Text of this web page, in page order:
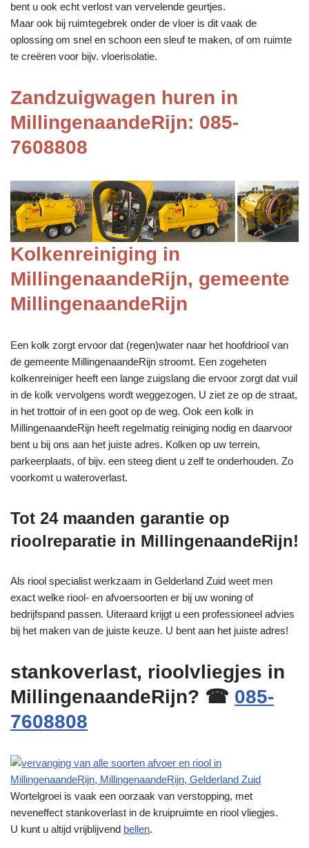
bent u ook echt verlost van vervelende geurtjes.
Maar ook bij ruimtegebrek onder de vloer is dit vaak de
oplossing om snel en schoon een sleuf te maken, of om ruimte
te creëren voor bijv. vloerisolatie.
Zandzuigwagen huren in
MillingenaandeRijn: 085-
7608808
Kolkenreiniging in
MillingenaandeRijn, gemeente
MillingenaandeRijn
Een kolk zorgt ervoor dat (regen)water naar het hoofdriool van
de gemeente MillingenaandeRijn stroomt. Een zogeheten
kolkenreiniger heeft een lange zuigslang die ervoor zorgt dat vuil
in de kolk vervolgens wordt weggezogen. U ziet ze op de straat,
in het trottoir of in een goot op de weg. Ook een kolk in
MillingenaandeRijn heeft regelmatig reiniging nodig en daarvoor
bent u bij ons aan het juiste adres. Kolken op uw terrein,
parkeerplaats, of bijv. een steeg dient u zelf te onderhouden. Zo
voorkomt u wateroverlast.
Tot 24 maanden garantie op
rioolreparatie in MillingenaandeRijn!
Als riool specialist werkzaam in Gelderland Zuid weet men
exact welke riool- en afvoersoorten er bij uw woning of
bedrijfspand passen. Uiteraard krijgt u een professioneel advies
bij het maken van de juiste keuze. U bent aan het juiste adres!
stankoverlast, rioolvliegjes in
MillingenaandeRijn? ☎ 085-
7608808
Wortelgroei is vaak een oorzaak van verstopping, met
neveneffect stankoverlast in de kruipruimte en riool vliegjes.
U kunt u altijd vrijblijvend bellen.